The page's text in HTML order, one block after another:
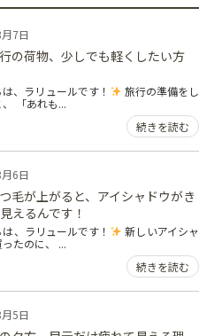
7日
の荷物、少しでも軽くしたい方
、ラリュールです！
旅行の準備をし
「あれも...
続きを読む
6日
毛が上がると、アイシャドウがき
えるんです！
、ラリュールです！
新しいアイシャ
ったのに、 ...
続きを読む
5日